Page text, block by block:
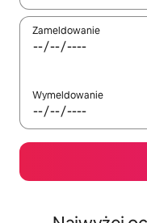
Zameldowanie
Wymeldowanie